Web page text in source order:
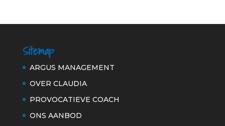
Sitemap
ARGUS MANAGEMENT
OVER CLAUDIA
PROVOCATIEVE COACH
ONS AANBOD